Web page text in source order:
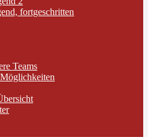
fortgeschritten
Teams